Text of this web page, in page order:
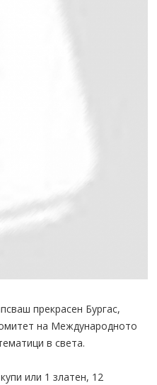
прекрасен Бургас,
на Международното
в света.
или 1 златен, 12